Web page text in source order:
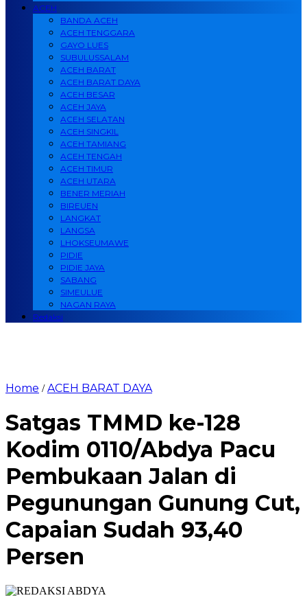
ACEH
BANDA ACEH
ACEH TENGGARA
GAYO LUES
SUBULUSSALAM
ACEH BARAT
ACEH BARAT DAYA
ACEH BESAR
ACEH JAYA
ACEH SELATAN
ACEH SINGKIL
ACEH TAMIANG
ACEH TENGAH
ACEH TIMUR
ACEH UTARA
BENER MERIAH
BIREUEN
LANGKAT
LANGSA
LHOKSEUMAWE
PIDIE
PIDIE JAYA
SABANG
SIMEULUE
NAGAN RAYA
Redaksi
Home /ACEH BARAT DAYA
Satgas TMMD ke-128
Kodim 0110/Abdya Pacu
Pembukaan Jalan di
Pegunungan Gunung Cut,
Capaian Sudah 93,40
Persen